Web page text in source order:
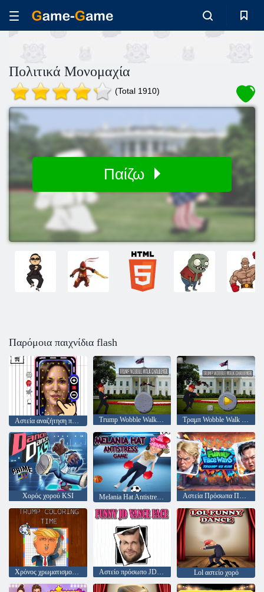
Πολιτικά Μονομαχία
(Total 1910)
Παίζω
Παρόμοια παιχνίδια flash
Αστεία αναζήτηση προσώπου Trump Wobble Walk Challenge Τραμπ Wobble Walk Challenge
Χορός χορού KSI Melania Hat Antistress Game Αστεία Πρόσωπα Πόλεων Trump vs Kim
Χρόνος χρωματισμού Trump Αστείο πρόσωπο JD Vance Lol αστείο χορό